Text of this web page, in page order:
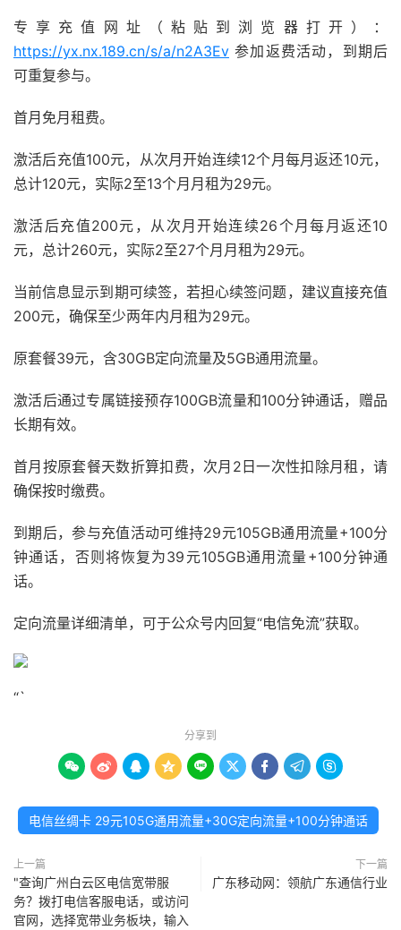
专享充值网址（粘贴到浏览器打开）：
https://yx.nx.189.cn/s/a/n2A3Ev 参加返费活动，到期后
可重复参与。
首月免月租费。
激活后充值100元，从次月开始连续12个月每月返还10元，
总计120元，实际2至13个月月租为29元。
激活后充值200元，从次月开始连续26个月每月返还10
元，总计260元，实际2至27个月月租为29元。
当前信息显示到期可续签，若担心续签问题，建议直接充值
200元，确保至少两年内月租为29元。
原套餐39元，含30GB定向流量及5GB通用流量。
激活后通过专属链接预存100GB流量和100分钟通话，赠品
长期有效。
首月按原套餐天数折算扣费，次月2日一次性扣除月租，请
确保按时缴费。
到期后，参与充值活动可维持29元105GB通用流量+100分
钟通话，否则将恢复为39元105GB通用流量+100分钟通
话。
定向流量详细清单，可于公众号内回复“电信免流”获取。
“`
分享到
        
电信丝绸卡 29元105G通用流量+30G定向流量+100分钟通话
上一篇
"查询广州白云区电信宽带服
务？拨打电信客服电话，或访问
官网，选择宽带业务板块，输入
下一篇
广东移动网：领航广东通信行业